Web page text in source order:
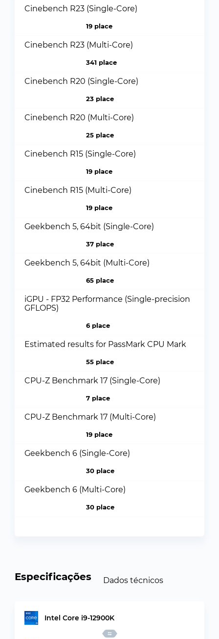
Cinebench R23 (Single-Core)
19 place
Cinebench R23 (Multi-Core)
341 place
Cinebench R20 (Single-Core)
23 place
Cinebench R20 (Multi-Core)
25 place
Cinebench R15 (Single-Core)
19 place
Cinebench R15 (Multi-Core)
19 place
Geekbench 5, 64bit (Single-Core)
37 place
Geekbench 5, 64bit (Multi-Core)
65 place
iGPU - FP32 Performance (Single-precision
GFLOPS)
6 place
Estimated results for PassMark CPU Mark
55 place
CPU-Z Benchmark 17 (Single-Core)
7 place
CPU-Z Benchmark 17 (Multi-Core)
19 place
Geekbench 6 (Single-Core)
30 place
Geekbench 6 (Multi-Core)
30 place
Especificações Dados técnicos
Intel Core i9-12900K